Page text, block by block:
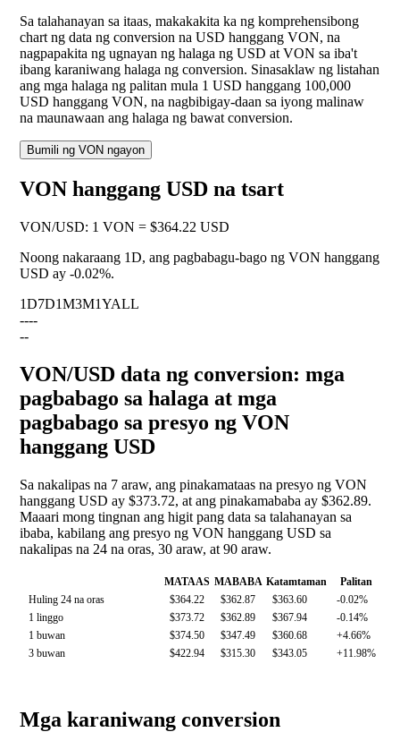
Sa talahanayan sa itaas, makakakita ka ng komprehensibong
chart ng data ng conversion na USD hanggang VON, na
nagpapakita ng ugnayan ng halaga ng USD at VON sa iba't
ibang karaniwang halaga ng conversion. Sinasaklaw ng listahan
ang mga halaga ng palitan mula 1 USD hanggang 100,000
USD hanggang VON, na nagbibigay-daan sa iyong malinaw
na maunawaan ang halaga ng bawat conversion.
Bumili ng VON ngayon
VON hanggang USD na tsart
VON/USD: 1 VON = $364.22 USD
Noong nakaraang 1D, ang pagbabagu-bago ng VON hanggang
USD ay -0.02%.
1D7D1M3M1YALL
----
--
VON/USD data ng conversion: mga
pagbabago sa halaga at mga
pagbabago sa presyo ng VON
hanggang USD
Sa nakalipas na 7 araw, ang pinakamataas na presyo ng VON
hanggang USD ay $373.72, at ang pinakamababa ay $362.89.
Maaari mong tingnan ang higit pang data sa talahanayan sa
ibaba, kabilang ang presyo ng VON hanggang USD sa
nakalipas na 24 na oras, 30 araw, at 90 araw.
MATAAS MABABA Katamtaman
Palitan
Huling 24 na oras
$364.22 $362.87 $363.60
-0.02%
1 linggo
$373.72 $362.89 $367.94
-0.14%
1 buwan
$374.50 $347.49 $360.68
+4.66%
3 buwan
$422.94 $315.30 $343.05 +11.98%
Mga karaniwang conversion